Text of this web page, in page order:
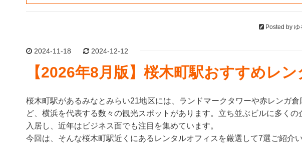
Posted by ゆ
2024-11-18 2024-12-12
【2026年8月版】桜木町駅おすすめレ
桜木町駅があるみなとみらい21地区には、ランドマークタワーや赤レンガ倉
ど、横浜を代表する数々の観光スポットがあります。立ち並ぶビルに多くの
入居し、近年はビジネス面でも注目を集めています。
今回は、そんな桜木町駅近くにあるレンタルオフィスを厳選して7選ご紹介